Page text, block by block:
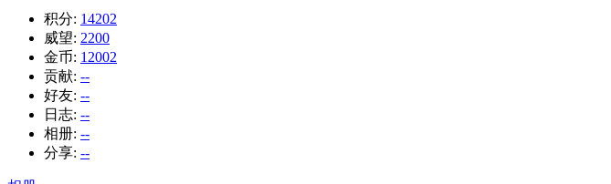
积分: 14202
威望: 2200
金币: 12002
贡献: --
好友: --
日志: --
相册: --
分享: --